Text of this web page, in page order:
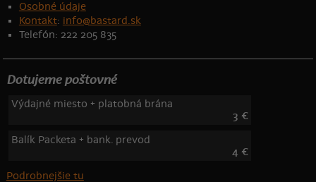
Osobné údaje
Kontakt: info@bastard.sk
Telefón: 222 205 835
Dotujeme poštovné
Výdajné miesto + platobná brána
3 €
Balík Packeta + bank. prevod
4 €
Podrobnejšie tu